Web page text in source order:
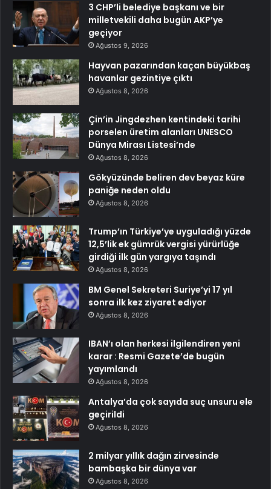
3 CHP’li belediye başkanı ve bir
milletvekili daha bugün AKP’ye
geçiyor
Ağustos 9, 2026
Hayvan pazarından kaçan büyükbaş
havanlar gezintiye çıktı
Ağustos 8, 2026
Çin’in Jingdezhen kentindeki tarihi
porselen üretim alanları UNESCO
Dünya Mirası Listesi’nde
Ağustos 8, 2026
Gökyüzünde beliren dev beyaz küre
paniğe neden oldu
Ağustos 8, 2026
Trump’ın Türkiye’ye uyguladığı yüzde
12,5’lik ek gümrük vergisi yürürlüğe
girdiği ilk gün yargıya taşındı
Ağustos 8, 2026
BM Genel Sekreteri Suriye’yi 17 yıl
sonra ilk kez ziyaret ediyor
Ağustos 8, 2026
IBAN’ı olan herkesi ilgilendiren yeni
karar : Resmi Gazete’de bugün
yayımlandı
Ağustos 8, 2026
Antalya’da çok sayıda suç unsuru ele
geçirildi
Ağustos 8, 2026
2 milyar yıllık dağın zirvesinde
bambaşka bir dünya var
Ağustos 8, 2026